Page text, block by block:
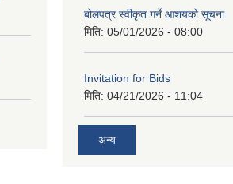
बोलपत्र स्वीकृत गर्ने आशयको सूचना
मिति: 05/01/2026 - 08:00
Invitation for Bids
मिति: 04/21/2026 - 11:04
अन्य